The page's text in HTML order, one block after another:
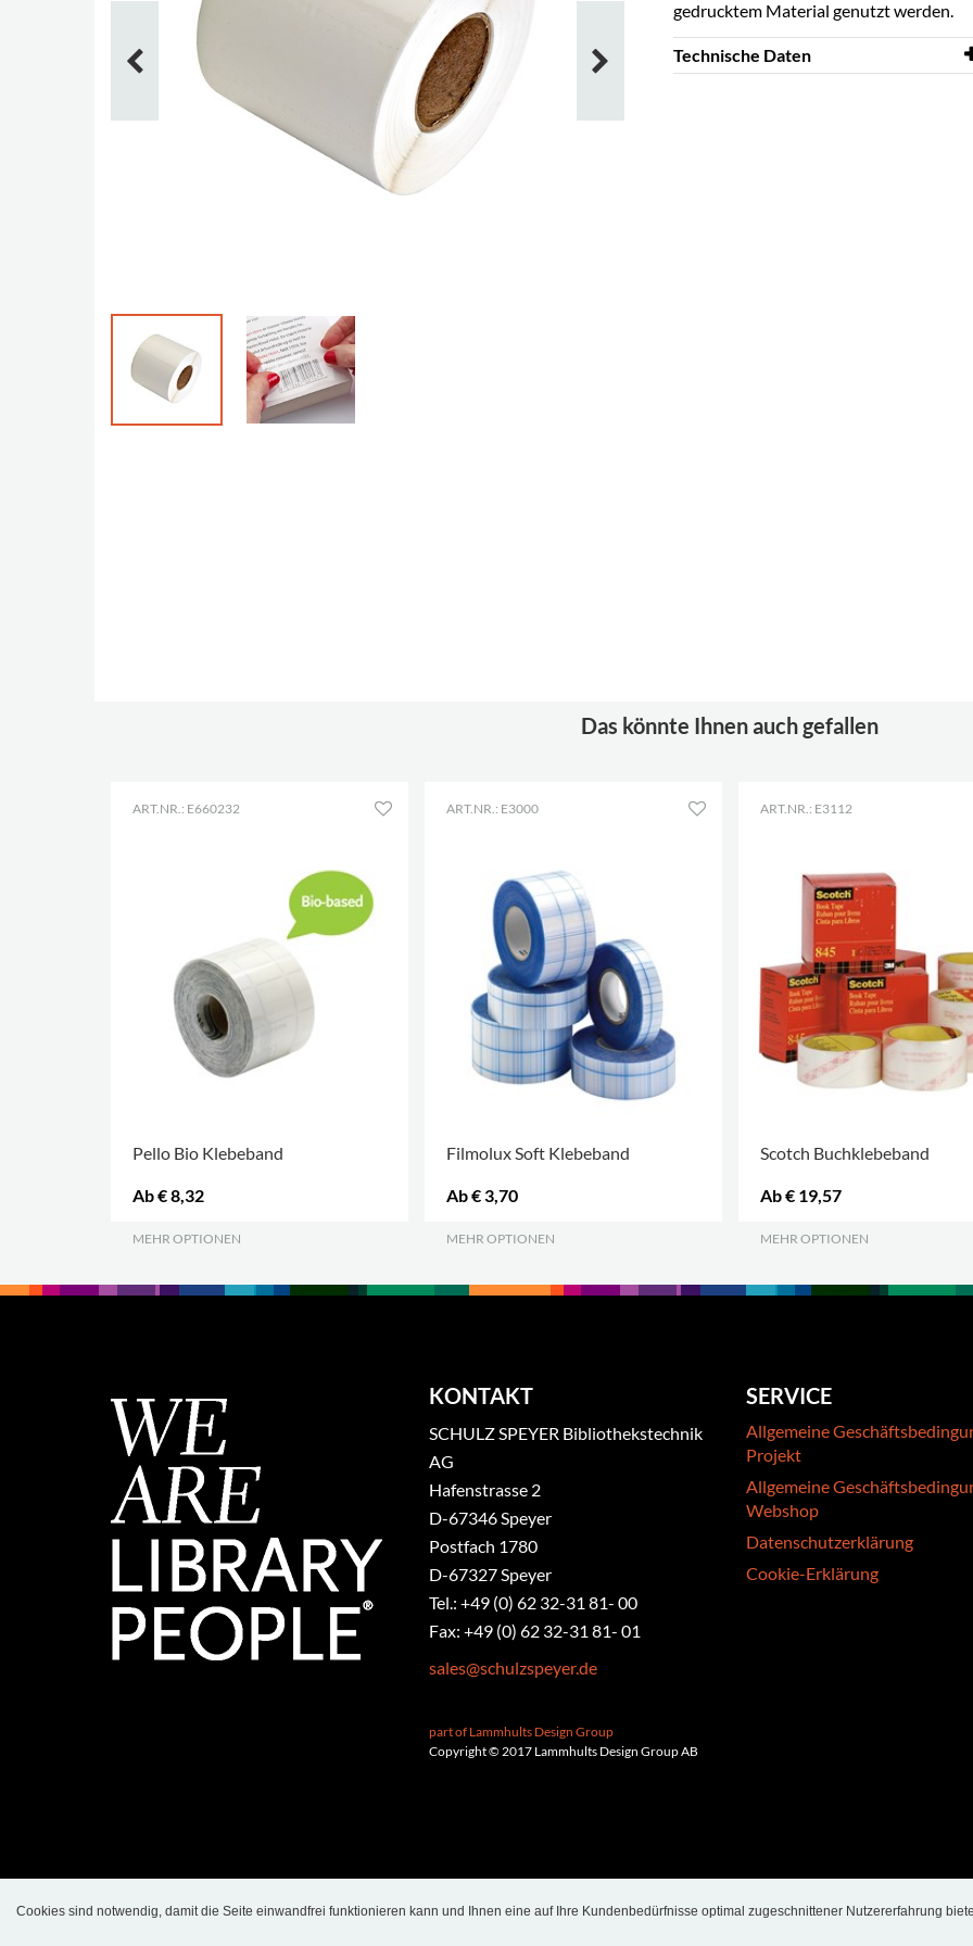
gedrucktem Material genutzt werden.
Technische Daten
Das könnte Ihnen auch gefallen
ART.NR.: E660232
Pello Bio Klebeband
Ab € 8,32
MEHR OPTIONEN
ART.NR.: E3000
Filmolux Soft Klebeband
Ab € 3,70
MEHR OPTIONEN
ART.NR.: E3112
Scotch Buchklebeband
Ab € 19,57
MEHR OPTIONEN
KONTAKT
SCHULZ SPEYER Bibliothekstechnik
AG
Hafenstrasse 2
​D-67346 Speyer
Postfach 1780
D-67327 Speyer
Tel.: +49 (0) 62 32-31 81- 00
Fax: +49 (0) 62 32-31 81- 01
sales@schulzspeyer.de
part of Lammhults Design Group
Copyright © 2017 Lammhults Design Group AB
SERVICE
Allgemeine
Projekt
Allgemeine
Webshop
Datenschutzerklärung
Cookie-Erklärung
Cookies sind notwendig, damit die Seite einwandfrei funktionieren kann und Ihnen eine auf Ihre Kundenbedürfnisse optimal zugeschnittener Nutzererfahrung